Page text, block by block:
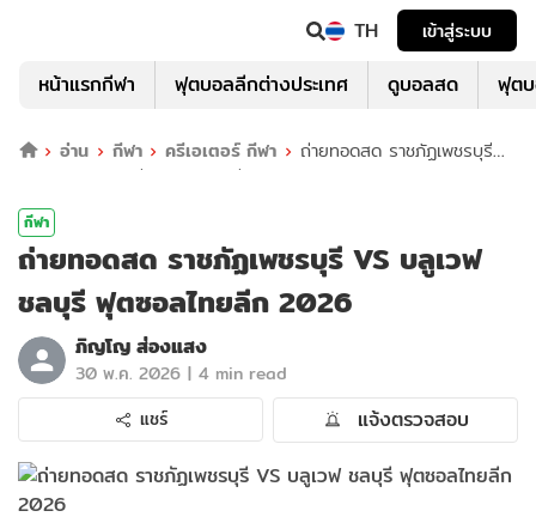
TH เข้าสู่ระบบ
หน้าแรกกีฬา ฟุตบอลลีกต่างประเทศ ดูบอลสด ฟุต
อ่าน กีฬา ครีเอเตอร์ กีฬา
ถ่ายทอดสด ราชภัฏเพชรบุรี
VS บลูเวฟ ชลบุรี ฟุตซอลไทยลีก 2026
กีฬา
ถ่ายทอดสด ราชภัฏเพชรบุรี VS บลูเวฟ
ชลบุรี ฟุตซอลไทยลีก 2026
ภิญโญ ส่องแสง
30 พ.ค. 2026 | 4 min read
แชร์
แจ้งตรวจสอบ